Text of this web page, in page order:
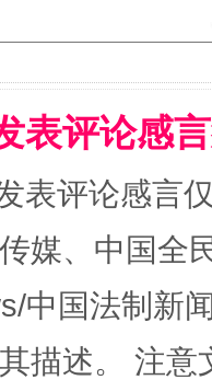
场
表评论感
表评论感言
媒、中国全
中国法制新
描述。 注